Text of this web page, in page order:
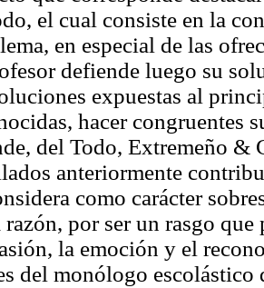
el cual consiste en la
en especial de las
defiende luego su
expuestas al
hacer congruentes
del Todo, Extremeño &
anteriormente
como carácter
razón, por ser un rasgo
la emoción y el
del monólogo